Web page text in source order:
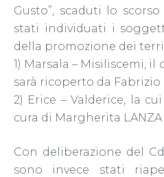
Gusto”, scaduti lo
stati individuati i
della promozione dei
1) Marsala – Misiliscemi,
sarà ricoperto da Fabrizio
2) Erice – Valderice, la
cura di Margherita LANZA
Con deliberazione del
sono invece stati